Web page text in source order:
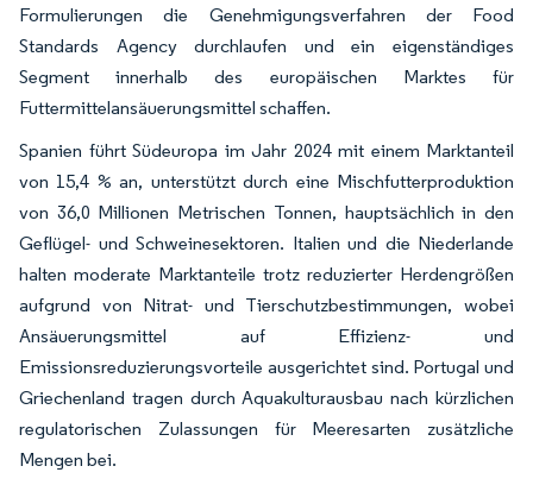
Formulierungen die Genehmigungsverfahren der Food
Standards Agency durchlaufen und ein eigenständiges
Segment innerhalb des europäischen Marktes für
Futtermittelansäuerungsmittel schaffen.
Spanien führt Südeuropa im Jahr 2024 mit einem Marktanteil
von 15,4 % an, unterstützt durch eine Mischfutterproduktion
von 36,0 Millionen Metrischen Tonnen, hauptsächlich in den
Geflügel- und Schweinesektoren. Italien und die Niederlande
halten moderate Marktanteile trotz reduzierter Herdengrößen
aufgrund von Nitrat- und Tierschutzbestimmungen, wobei
Ansäuerungsmittel auf Effizienz- und
Emissionsreduzierungsvorteile ausgerichtet sind. Portugal und
Griechenland tragen durch Aquakulturausbau nach kürzlichen
regulatorischen Zulassungen für Meeresarten zusätzliche
Mengen bei.